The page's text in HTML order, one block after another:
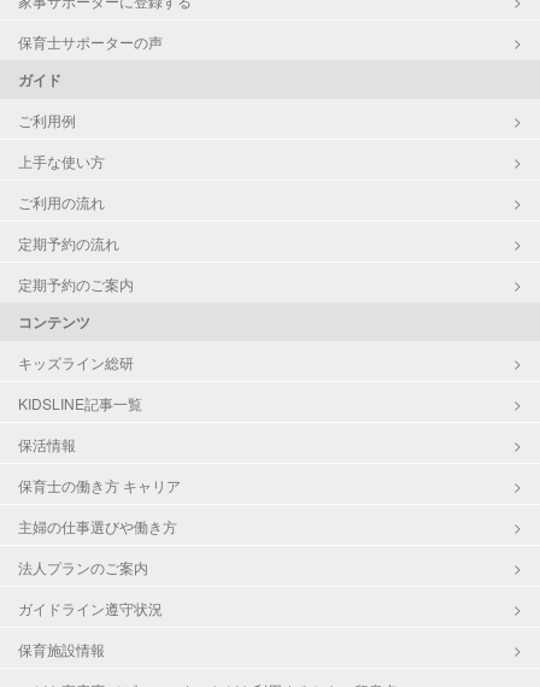
保育士サポーターの声
ガイド
ご利用例
上手な使い方
ご利用の流れ
定期予約の流れ
定期予約のご案内
コンテンツ
キッズライン総研
KIDSLINE記事一覧
保活情報
保育士の働き方 キャリア
主婦の仕事選びや働き方
法人プランのご案内
ガイドライン遵守状況
保育施設情報